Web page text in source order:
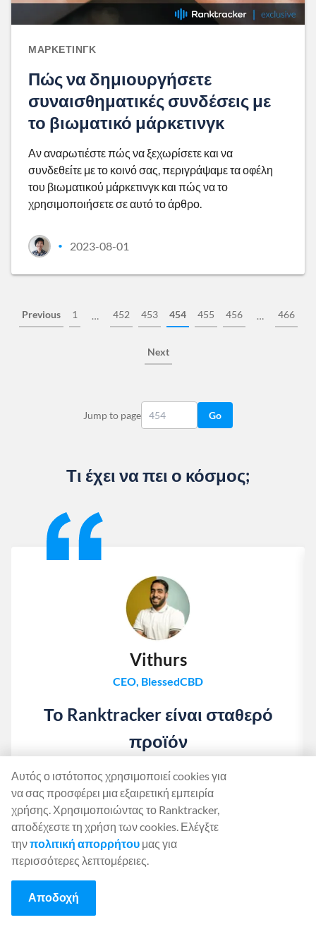
ΜΆΡΚΕΤΙΝΓΚ
Πώς να δημιουργήσετε
συναισθηματικές συνδέσεις με
το βιωματικό μάρκετινγκ
Αν αναρωτιέστε πώς να ξεχωρίσετε και να
συνδεθείτε με το κοινό σας, περιγράψαμε τα οφέλη
του βιωματικού μάρκετινγκ και πώς να το
χρησιμοποιήσετε σε αυτό το άρθρο.
• 2023-08-01
Previous 1 … 452 453 454 455 456 … 466
Next
Jump to page Go
Τι έχει να πει ο κόσμος;
Vithurs
CEO, BlessedCBD
Το Ranktracker είναι σταθερό
προϊόν
Με τόσα πολλά εργαλεία εντοπισμού κατάταξης που
διατίθενται στην αγορά σήμερα, μπορεί να είναι
δύσκολο να βρείτε "το κατάλληλο". Αφού έπαιξα με το
Ranktracker και συζήτησα τα διάφορα χαρακτηριστικά
του με τον Felix, μου είναι σαφές ότι έχουν ένα σταθερό
προϊόν. Για όποιον έχει ακόμα αμφιβολίες,
σας επιτρέπει να εξερευνήσετε το εργαλείο πριν
Αυτός ο ιστότοπος χρησιμοποιεί cookies για
να σας προσφέρει μια εξαιρετική εμπειρία
χρήσης. Χρησιμοποιώντας το Ranktracker,
αποδέχεστε τη χρήση των cookies. Ελέγξτε
τηνπολιτική απορρήτου μας για
περισσότερες λεπτομέρειες.
Αποδοχή